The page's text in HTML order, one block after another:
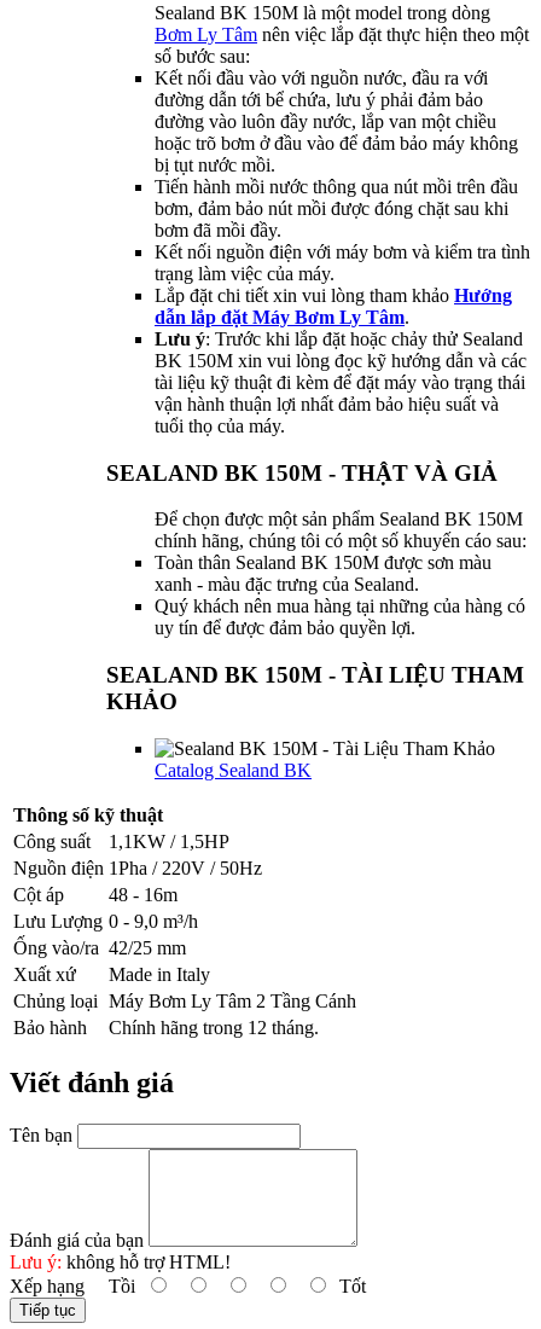
Sealand BK 150M là một model trong dòng
Bơm Ly Tâm nên việc lắp đặt thực hiện theo một
số bước sau:
Kết nối đầu vào với nguồn nước, đầu ra với
đường dẫn tới bể chứa, lưu ý phải đảm bảo
đường vào luôn đầy nước, lắp van một chiều
hoặc trõ bơm ở đầu vào để đảm bảo máy không
bị tụt nước mồi.
Tiến hành mồi nước thông qua nút mồi trên đầu
bơm, đảm bảo nút mồi được đóng chặt sau khi
bơm đã mồi đầy.
Kết nối nguồn điện với máy bơm và kiểm tra tình
trạng làm việc của máy.
Lắp đặt chi tiết xin vui lòng tham khảo Hướng
dẫn lắp đặt Máy Bơm Ly Tâm.
Lưu ý: Trước khi lắp đặt hoặc chảy thử Sealand
BK 150M xin vui lòng đọc kỹ hướng dẫn và các
tài liệu kỹ thuật đi kèm để đặt máy vào trạng thái
vận hành thuận lợi nhất đảm bảo hiệu suất và
tuổi thọ của máy.
SEALAND BK 150M - THẬT VÀ GIẢ
Để chọn được một sản phẩm Sealand BK 150M
chính hãng, chúng tôi có một số khuyến cáo sau:
Toàn thân Sealand BK 150M được sơn màu
xanh - màu đặc trưng của Sealand.
Quý khách nên mua hàng tại những của hàng có
uy tín để được đảm bảo quyền lợi.
SEALAND BK 150M - TÀI LIỆU THAM
KHẢO
Catalog Sealand BK
Thông số kỹ thuật
Công suất
1,1KW / 1,5HP
Nguồn điện 1Pha / 220V / 50Hz
Cột áp
48 - 16m
Lưu Lượng 0 - 9,0 m³/h
Ống vào/ra 42/25 mm
Xuất xứ
Made in Italy
Chủng loại Máy Bơm Ly Tâm 2 Tầng Cánh
Bảo hành
Chính hãng trong 12 tháng.
Viết đánh giá
Tên bạn
Đánh giá của bạn
Lưu ý: không hỗ trợ HTML!
Xếp hạng Tồi Tốt
Tiếp tục